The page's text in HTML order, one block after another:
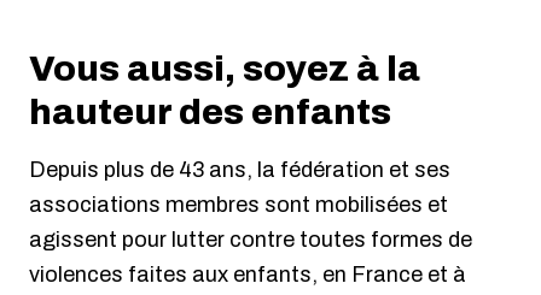
Vous aussi, soyez à la
hauteur des enfants
Depuis plus de 43 ans, la fédération et ses
associations membres sont mobilisées et
agissent pour lutter contre toutes formes de
violences faites aux enfants, en France et à